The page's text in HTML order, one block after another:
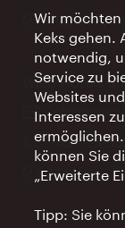
Täglich 9 -
Wien Hotels &
Email:
Telefon:
+43-1-24
Montag -
Wir
Keks gehen.
notwendig,
Service zu
Websites
Interessen
können Sie
„Erweiterte
Tipp: Sie